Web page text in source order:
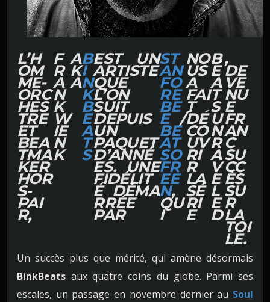
L’H
OM
ME-
ORC
HES
TRE
ET
BEA
TMA
KER
HOR
S-
PAI
R,
F
R
A
N
K
W
IE
N
K
A
K
A
B
I
N
K
B
E
A
T
S
EST UN
ARTISTE
QUE
L’ON
SUIT
DEPUIS
UN
PAQUET
D’ANNÉ
ES. UNE
FIDÉLIT
É DÉMA
RRÉE
PAR
ST
AN
FO
RE
BE
E/
BE
AT
SO
FR
EE
N,
QU
I
NO
US
A
FAI
T
DÉ
CO
UV
RI
R
LA
SÉ
RI
E
B
E
A
T
S
U
N
R
A
V
E
L
E
D
,
DE
VE
NU
E
FR
AN
C
SU
CC
ÈS
SU
R
LA
TOI
LE.
Un succès plus que mérité, qui amène désormais
BinkBeats aux quatre coins du globe. Parmi ses
escales, un passage en novembre dernier au Soul